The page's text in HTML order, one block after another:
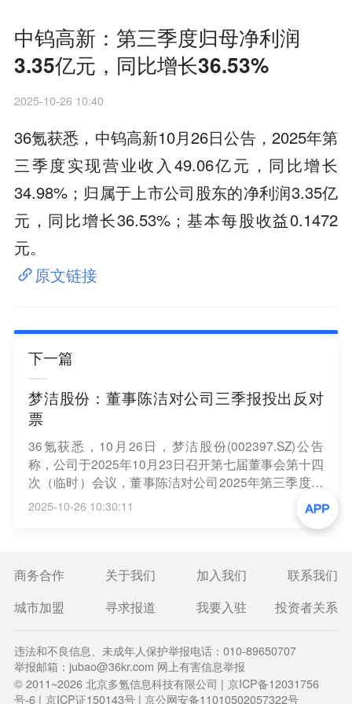
中钨高新：第三季度归母净利润
3.35亿元，同比增长36.53%
2025-10-26 10:40
36氪获悉，中钨高新10月26日公告，2025年第
三季度实现营业收入49.06亿元，同比增长
34.98%；归属于上市公司股东的净利润3.35亿
元，同比增长36.53%；基本每股收益0.1472
元。
原文链接
下一篇
梦洁股份：董事陈洁对公司三季报投出反对
票
36氪获悉，10月26日，梦洁股份(002397.SZ)公告
称，公司于2025年10月23日召开第七届董事会第十四
次（临时）会议，董事陈洁对公司2025年第三季度报
告投反对票。董事陈洁无法保证公司《2025年第三季
度报告》的真实、准确、完整，并提出多项反对或弃
权理由。包括对公司针对行政监管措施决定书提及的
认为这体现了公司怠于追偿的行为。
2025-10-26 10:30:11
商务合作 关于我们 加入我们
联系我们
城市加盟
寻求报道 我要入驻 投资者关系
违法和不良信息、未成年人保护举报电话：010-89650707
举报邮箱：jubao@36kr.com 网上有害信息举报
© 2011~2026北京多氪信息科技有限公司 | 京ICP备12031756
号-6 | 京ICP证150143号 | 京公网安备11010502057322号